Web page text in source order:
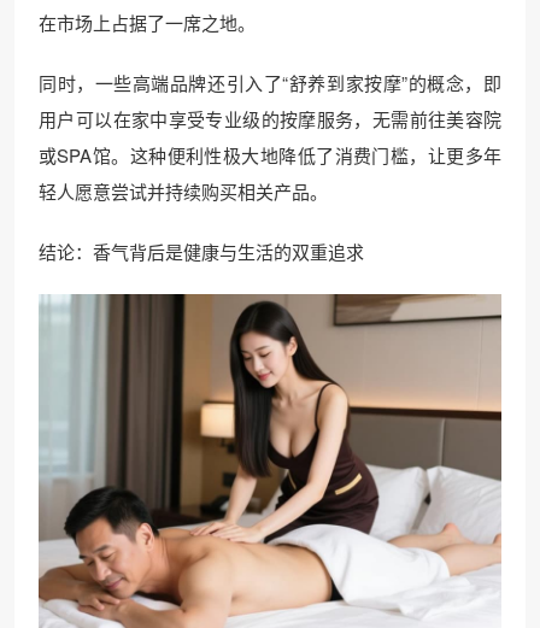
在市场上占据了一席之地。
同时，一些高端品牌还引入了“舒养到家按摩”的概念，即
用户可以在家中享受专业级的按摩服务，无需前往美容院
或SPA馆。这种便利性极大地降低了消费门槛，让更多年
轻人愿意尝试并持续购买相关产品。
结论：香气背后是健康与生活的双重追求